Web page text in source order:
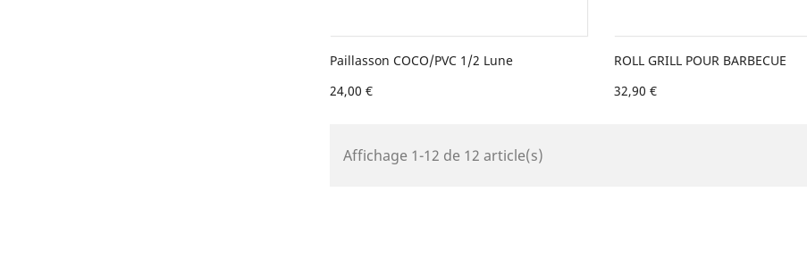
Paillasson COCO/PVC 1/2 Lune
24,00 €
ROLL GRILL POUR BARBECUE
32,90 €
Affichage 1-12 de 12 article(s)